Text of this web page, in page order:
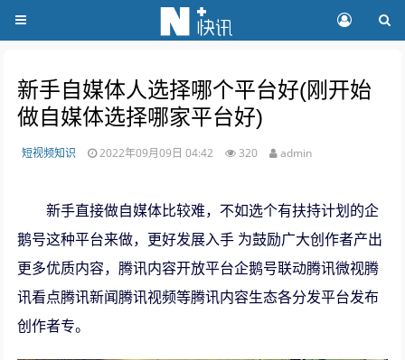
新手自媒体人选择哪个平台好(刚开始
做自媒体选择哪家平台好)
短视频知识 2022年09月09日 04:42 320 admin
新手直接做自媒体比较难，不如选个有扶持计划的企
鹅号这种平台来做，更好发展入手 为鼓励广大创作者产出
更多优质内容，腾讯内容开放平台企鹅号联动腾讯微视腾
讯看点腾讯新闻腾讯视频等腾讯内容生态各分发平台发布
创作者专。